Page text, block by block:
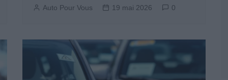
Auto Pour Vous 19 mai 2026 0